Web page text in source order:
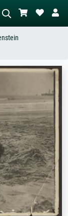
Szene – z.B. Grüne
Akt neben einem
Baum.